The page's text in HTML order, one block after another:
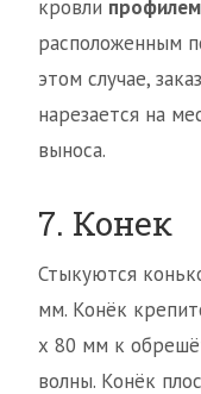
кровли
расположенным
этом случае,
нарезается на
выноса.
7. Конек
Стыкуются
мм. Конёк
х 80 мм к
волны. Конёк